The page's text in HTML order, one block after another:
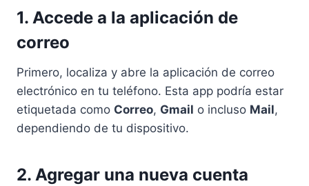
1. Accede a la aplicación de
correo
Primero, localiza y abre la aplicación de correo
electrónico en tu teléfono. Esta app podría estar
etiquetada como Correo, Gmail o incluso Mail,
dependiendo de tu dispositivo.
2. Agregar una nueva cuenta